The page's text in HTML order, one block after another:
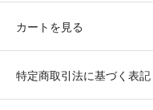
カートを見る
特定商取引法に基づく表記